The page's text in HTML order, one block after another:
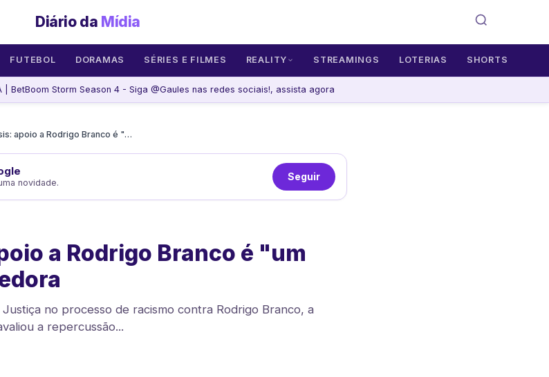
Diário da Mídia
FUTEBOL DORAMAS SÉRIES E FILMES REALITY STREAMINGS LOTERIAS SHORTS
| BetBoom Storm Season 4 - Siga @Gaules nas redes sociais!, assista agora
Thelma Assis: apoio a Rodrigo Branco é "um crime", diz vencedora
novidade.
Seguir
a Rodrigo Branco é "um
no processo de racismo contra Rodrigo Branco, a
a repercussão...